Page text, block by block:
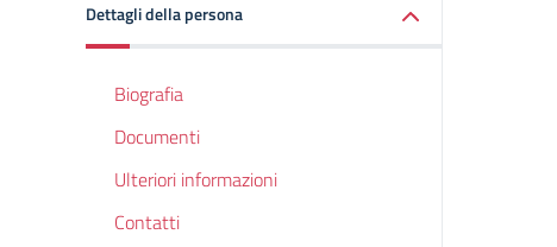
Dettagli della persona
Biografia
Documenti
Ulteriori informazioni
Contatti